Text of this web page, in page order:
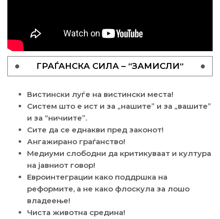
ГРАЃАНСКА СИЛА – “ЗАМИСЛИ“
Вистински луѓе на вистински места!
Систем што е ист и за „нашите” и за „вашите”
и за “ничиите”.
Сите да се еднакви пред законот!
Ангажирано граѓанство!
Медиуми слободни да критикуваат и култура
на јавниот говор!
Евроинтеграции како поддршка на
реформите, а не како флоскула за лошо
владеење!
Чиста животна средина!